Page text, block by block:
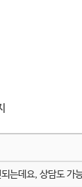
는데요, 상담도 가